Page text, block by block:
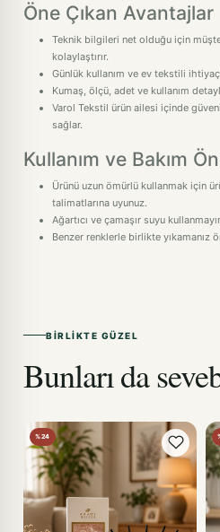
Öne Çıkan Avantajlar
Teknik bilgileri net olduğu için
kolaylaştırır.
Günlük kullanım ve ev tekstili
Kumaş, ölçü, adet ve kullanım
Varol Tekstil ürün ailesi içinde
sağlar.
Kullanım ve Bakım
Ürünü uzun ömürlü kullanmak için
talimatlarına uyunuz.
Ağartıcı ve çamaşır suyu
Benzer renklerle birlikte yıkamanız
BIRLIKTE GÜZEL
Bunları da
%24